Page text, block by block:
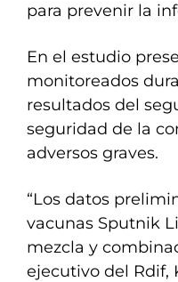
para prevenir la
En el estudio
monitoreados
resultados del
seguridad de la
adversos graves.
“Los datos
vacunas Sputnik
mezcla y
ejecutivo del Rdif,